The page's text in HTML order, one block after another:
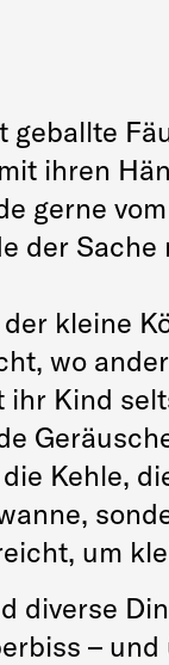
geballte
ihren
gerne vom
der
kleine
wo
ihr Kind
Kehle,
um
diverse
–